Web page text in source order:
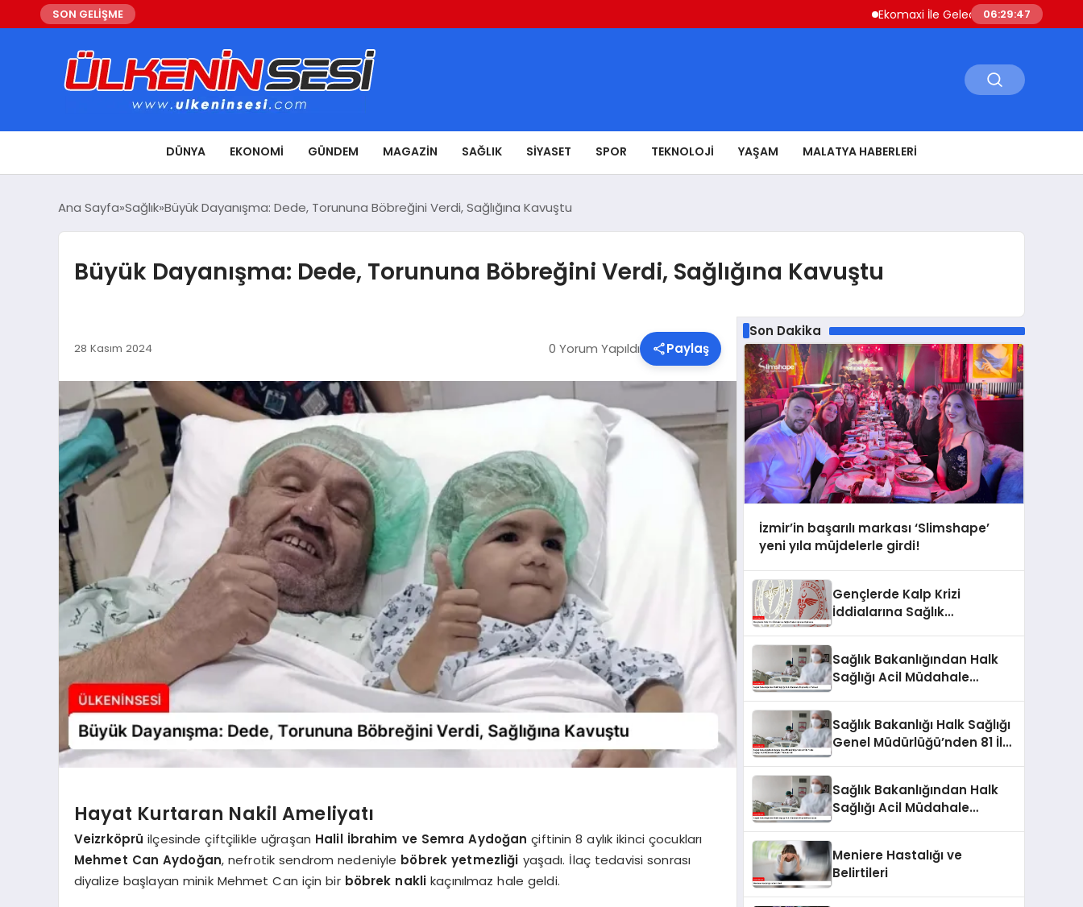
SON GELİŞME Ekomaxi İle Geleceğe Uyumlu Su
06:29:48
DÜNYA EKONOMI GÜNDEM MAGAZIN SAĞLIK SIYASET SPOR TEKNOLOJI YAŞAM MALATYA HABERLERI
Ana Sayfa Sağlık Büyük Dayanışma: Dede, Torununa Böbreğini Verdi, Sağlığına Kavuştu
Büyük Dayanışma: Dede, Torununa Böbreğini Verdi, Sağlığına Kavuştu
28 Kasım 2024 0 Yorum Yapıldı Paylaş
Hayat Kurtaran Nakil Ameliyatı
Veizrköprü ilçesinde çiftçilikle uğraşan Halil İbrahim ve Semra Aydoğan çiftinin 8 aylık ikinci çocukları
Mehmet Can Aydoğan, nefrotik sendrom nedeniyle böbrek yetmezliği yaşadı. İlaç tedavisi sonrası
diyalize başlayan minik Mehmet Can için bir böbrek nakli kaçınılmaz hale geldi.
Son Dakika
İzmir’in başarılı markası ‘Slimshape’
yeni yıla müjdelerle girdi!
Gençlerde Kalp Krizi
İddialarına Sağlık
Sağlık Bakanlığından Halk
Sağlığı Acil Müdahale
Sağlık Bakanlığı Halk Sağlığı
Genel Müdürlüğü’nden 81 İle
Sağlık Bakanlığından Halk
Sağlığı Acil Müdahale
Meniere Hastalığı ve
Belirtileri